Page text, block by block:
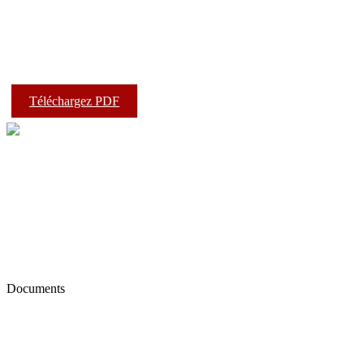
Téléchargez PDF
Documents